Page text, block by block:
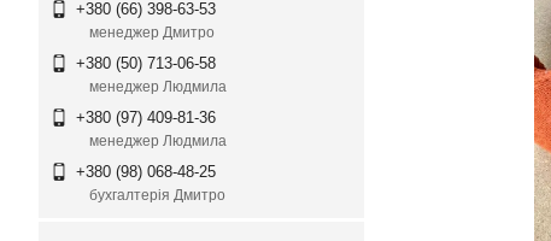
+380 (66) 398-63-53
менеджер Дмитро
+380 (50) 713-06-58
менеджер Людмила
+380 (97) 409-81-36
менеджер Людмила
+380 (98) 068-48-25
бухгалтерія Дмитро